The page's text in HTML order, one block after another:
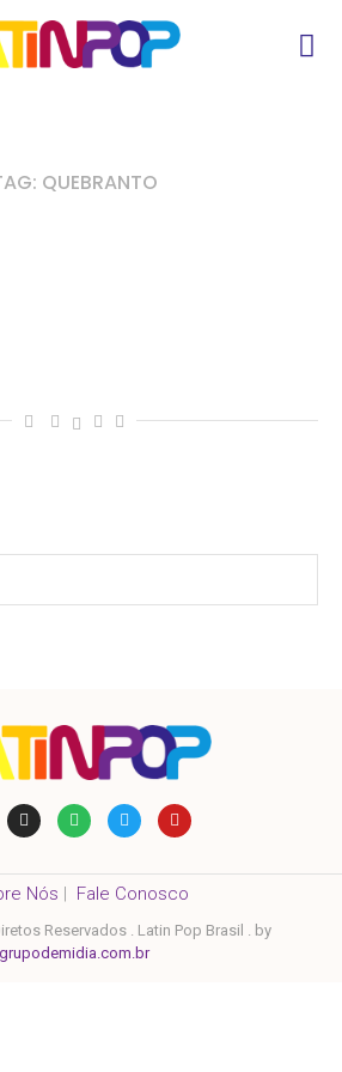
QUEBRANTO
Nós | Fale Conosco
Reservados . Latin Pop Brasil . by
grupodemidia.com.br